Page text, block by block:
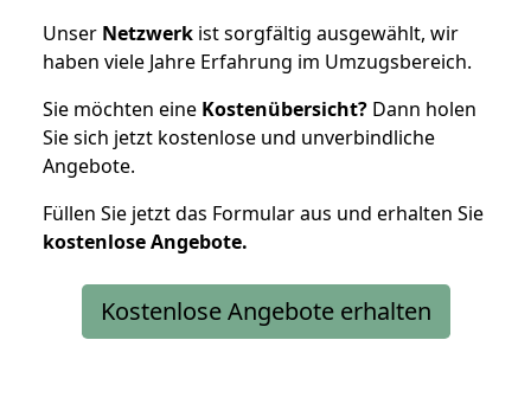
Unser Netzwerk ist sorgfältig ausgewählt, wir
haben viele Jahre Erfahrung im Umzugsbereich.
Sie möchten eine Kostenübersicht? Dann holen
Sie sich jetzt kostenlose und unverbindliche
Angebote.
Füllen Sie jetzt das Formular aus und erhalten Sie
kostenloseAngebote.
Kostenlose Angebote erhalten